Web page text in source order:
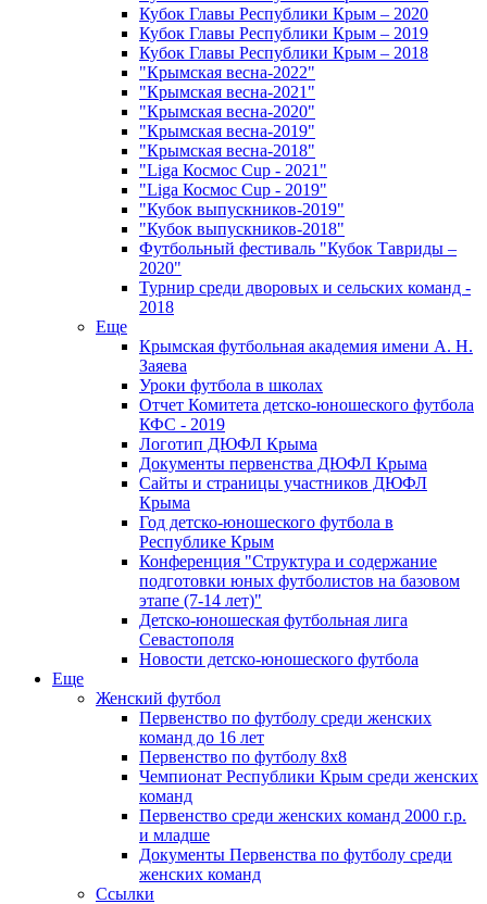
Кубок Главы Республики Крым – 2020
Кубок Главы Республики Крым – 2019
Кубок Главы Республики Крым – 2018
"Крымская весна-2022"
"Крымская весна-2021"
"Крымская весна-2020"
"Крымская весна-2019"
"Крымская весна-2018"
"Liga Космос Cup - 2021"
"Liga Космос Cup - 2019"
"Кубок выпускников-2019"
"Кубок выпускников-2018"
Футбольный фестиваль "Кубок Тавриды –
2020"
Турнир среди дворовых и сельских команд -
2018
Еще
Крымская футбольная академия имени А. Н.
Заяева
Уроки футбола в школах
Отчет Комитета детско-юношеского футбола
КФС - 2019
Логотип ДЮФЛ Крыма
Документы первенства ДЮФЛ Крыма
Сайты и страницы участников ДЮФЛ
Крыма
Год детско-юношеского футбола в
Республике Крым
Конференция "Структура и содержание
подготовки юных футболистов на базовом
этапе (7-14 лет)"
Детско-юношеская футбольная лига
Севастополя
Новости детско-юношеского футбола
Еще
Женский футбол
Первенство по футболу среди женских
команд до 16 лет
Первенство по футболу 8х8
Чемпионат Республики Крым среди женских
команд
Первенство среди женских команд 2000 г.р.
и младше
Документы Первенства по футболу среди
женских команд
Ссылки